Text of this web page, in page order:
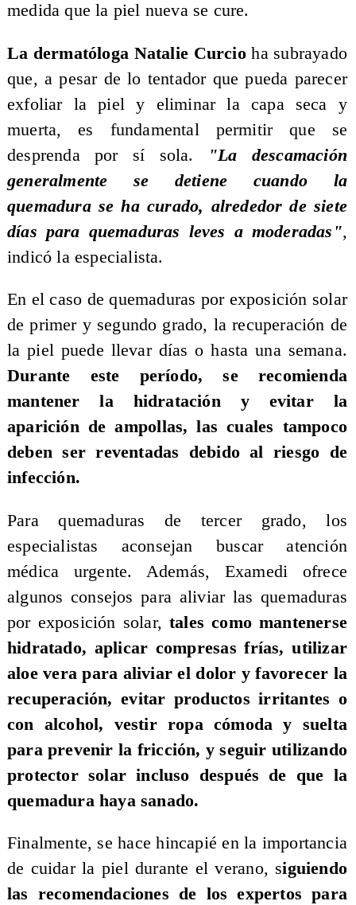
medida que la piel nueva se cure.
La dermatóloga Natalie Curcioha subrayado
que, a pesar de lo tentador que pueda parecer
exfoliar la piel y eliminar la capa seca y
muerta, es fundamental permitir que se
desprenda por sí sola.
"La descamación
generalmente se detiene cuando la
quemadura se ha curado, alrededor de siete
días para quemaduras leves a moderadas",
indicó la especialista.
En el caso de quemaduras por exposición solar
de primer y segundo grado, la recuperación de
la piel puede llevar días o hasta una semana.
Durante este período, se recomienda
mantener la hidratación y evitar la
aparición de ampollas, las cuales tampoco
deben ser reventadas debido al riesgo de
infección.
Para quemaduras de tercer grado, los
especialistas aconsejan buscar atención
médica urgente. Además, Examedi ofrece
algunos consejos para aliviar las quemaduras
por exposición solar,tales como mantenerse
hidratado, aplicar compresas frías, utilizar
aloe vera para aliviar el dolor y favorecer la
recuperación, evitar productos irritantes o
con alcohol, vestir ropa cómoda y suelta
para prevenir la fricción, y seguir utilizando
protector solar incluso después de que la
quemadura haya sanado.
Finalmente, se hace hincapié en la importancia
de cuidar la piel durante el verano, siguiendo
las recomendaciones de los expertos para